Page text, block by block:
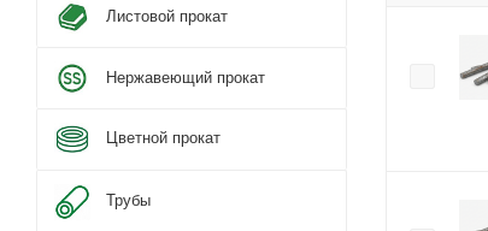
Листовой прокат
Нержавеющий прокат
Цветной прокат
Трубы